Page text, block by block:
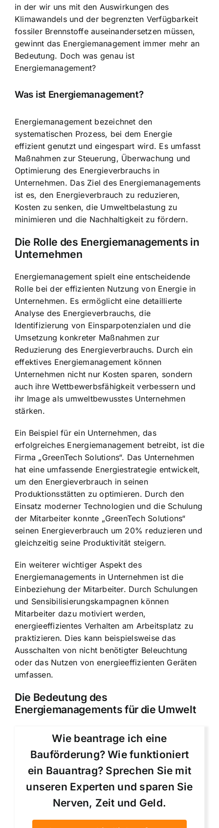
in der wir uns mit den Auswirkungen des
Klimawandels und der begrenzten Verfügbarkeit
fossiler Brennstoffe auseinandersetzen müssen,
gewinnt das Energiemanagement immer mehr an
Bedeutung. Doch was genau ist
Energiemanagement?
Was ist Energiemanagement?
Energiemanagement bezeichnet den
systematischen Prozess, bei dem Energie
effizient genutzt und eingespart wird. Es umfasst
Maßnahmen zur Steuerung, Überwachung und
Optimierung des Energieverbrauchs in
Unternehmen. Das Ziel des Energiemanagements
ist es, den Energieverbrauch zu reduzieren,
Kosten zu senken, die Umweltbelastung zu
minimieren und die Nachhaltigkeit zu fördern.
Die Rolle des Energiemanagements in
Unternehmen
Energiemanagement spielt eine entscheidende
Rolle bei der effizienten Nutzung von Energie in
Unternehmen. Es ermöglicht eine detaillierte
Analyse des Energieverbrauchs, die
Identifizierung von Einsparpotenzialen und die
Umsetzung konkreter Maßnahmenzur
Reduzierung des Energieverbrauchs. Durch ein
effektives Energiemanagement können
Unternehmen nicht nur Kosten sparen, sondern
auch ihre Wettbewerbsfähigkeit verbessern und
ihr Image als umweltbewusstes Unternehmen
stärken.
Ein Beispiel für ein Unternehmen, das
erfolgreiches Energiemanagement betreibt, ist die
Firma „GreenTech Solutions“. Das Unternehmen
hat eine umfassende Energiestrategie entwickelt,
um den Energieverbrauch in seinen
Produktionsstätten zu optimieren. Durch den
Einsatz moderner Technologien und die Schulung
der Mitarbeiter konnte „GreenTech Solutions“
seinen Energieverbrauch um 20% reduzieren und
gleichzeitig seine Produktivität steigern.
Ein weiterer wichtiger Aspekt des
Energiemanagements in Unternehmen ist die
Einbeziehung der Mitarbeiter. Durch Schulungen
und Sensibilisierungskampagnen können
Mitarbeiter dazu motiviert werden,
energieeffizientes Verhalten am Arbeitsplatz zu
praktizieren. Dies kann beispielsweise das
Ausschalten von nicht benötigter Beleuchtung
oder das Nutzen von energieeffizienten Geräten
umfassen.
Die Bedeutung des
Energiemanagements für die Umwelt
Wie beantrage ich eine
Bauförderung? Wie funktioniert
ein Bauantrag? Sprechen Sie mit
unseren Experten und sparen Sie
Nerven, Zeit und Geld.